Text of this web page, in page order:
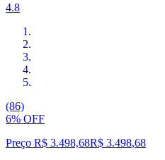
4.8
(86)
6% OFF
Preço R$ 3.498,68R$ 3.498,68